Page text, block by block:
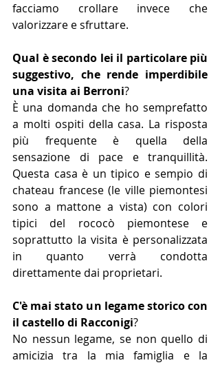
facciamo crollare in­vece che
valorizzare e sfruttare.
Qual è secondo lei il particola­re più
suggestivo, che rende imperdibile
una visita ai Ber­roni?
È una domanda che ho semprefatto
a molti ospiti della casa. La risposta
più frequente è quella della
sensazione di pace e tran­quillità.
Questa casa è un tipico e­ sempio di
chateau francese (le ville piemontesi
sono a mattone a vista) con colori
tipici del ro­cocò piemontese e
soprattutto la visita è personalizzata
in quanto verrà condotta
direttamente dai proprietari.
C'è mai stato un legame storico con
il castello di Racconigi?
No nessun legame, se non quel­lo di
amicizia tra la mia famiglia e la